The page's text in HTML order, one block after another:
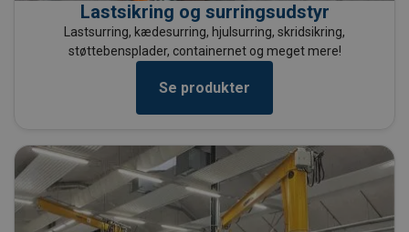
Lastsikring og surringsudstyr
Lastsurring, kædesurring, hjulsurring, skridsikring,
støttebensplader, containernet og meget mere!
Se produkter